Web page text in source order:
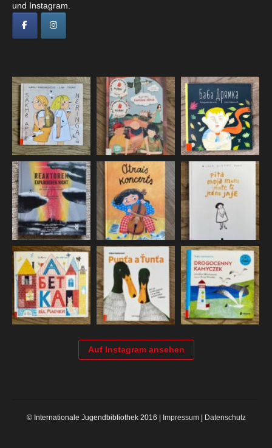
und Instagram.
Auf Instagram ansehen
© Internationale Jugendbibliothek 2016 | Impressum| Datenschutz